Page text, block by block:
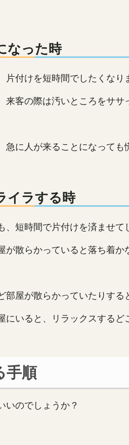
なった時
付けを短時間でしたくなり
客の際は汚いところをササ
に人が来ることになっても
イラする時
短時間で片付けを済ませて
散らかっていると落ち着か
屋が散らかっていたりする
いると、リラックスする
手順
いのでしょうか？